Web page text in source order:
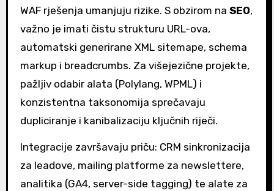
WAF rješenja umanjuju rizike. S obzirom na SEO,
važno je imati čistu strukturu URL-ova,
automatski generirane XML sitemape, schema
markup i breadcrumbs. Za višejezične projekte,
pažljiv odabir alata (Polylang, WPML) i
konzistentna taksonomija sprečavaju
dupliciranje i kanibalizaciju ključnih riječi.
Integracije završavaju priču: CRM sinkronizacija
za leadove, mailing platforme za newslettere,
analitika (GA4, server-side tagging) te alate za